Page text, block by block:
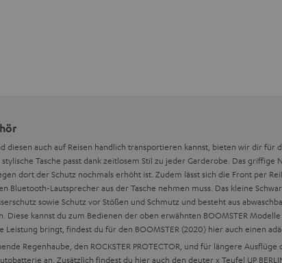
diesen auch auf Reisen handlich transportieren kannst, bieten wir dir für
Tasche passt dank zeitlosem Stil zu jeder Garderobe. Das
dort der Schutz nochmals erhöht ist. Zudem lässt sich die Front per
Bluetooth-Lautsprecher aus der Tasche nehmen muss. Das kleine
sowie Schutz vor Stößen und Schmutz und besteht aus
kannst du zum Bedienen der oben erwähnten BOOMSTER
bringt, findest du für den BOOMSTER (2020) hier auch einen
Regenhaube, den ROCKSTER PROTECTOR, und für längere Ausflüge
an. Zusätzlich findest du hier auch den deuter x Teufel UP